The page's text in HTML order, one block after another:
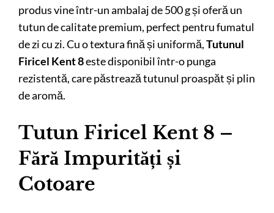
produs vine într-un ambalaj de 500 g și oferă un
tutun de calitate premium, perfect pentru fumatul
de zi cu zi. Cu o textura fină și uniformă,Tutunul
Firicel Kent 8este disponibil într-o punga
rezistentă, care păstrează tutunul proaspăt și plin
de aromă.
Tutun Firicel Kent 8 –
Fără Impurități și
Cotoare